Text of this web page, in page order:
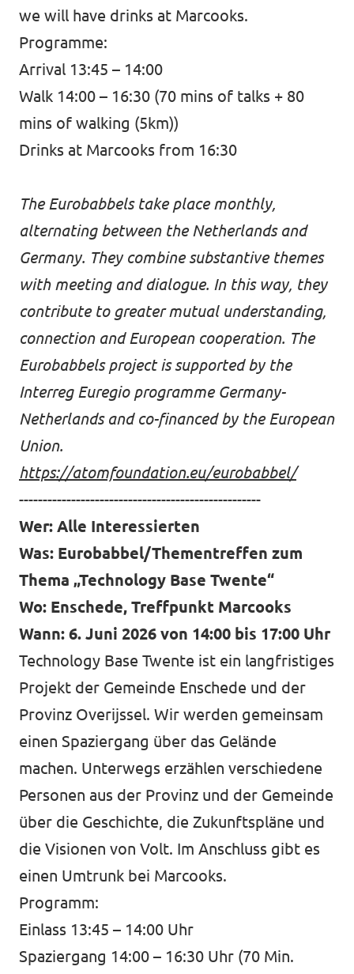
we will have drinks at Marcooks.
Programme:
Arrival 13:45 – 14:00
Walk 14:00 – 16:30 (70 mins of talks + 80
mins of walking (5km))
Drinks at Marcooks from 16:30
The Eurobabbels take place monthly,
alternating between the Netherlands and
Germany. They combine substantive themes
with meeting and dialogue. In this way, they
contribute to greater mutual understanding,
connection and European cooperation. The
Eurobabbels project is supported by the
Interreg Euregio programme Germany-
Netherlands and co-financed by the European
Union.
https://atomfoundation.eu/eurobabbel/
---------------------------------------------------
Wer: Alle Interessierten
Was: Eurobabbel/Thementreffen zum
Thema „Technology Base Twente“
Wo: Enschede, Treffpunkt Marcooks
Wann: 6. Juni 2026 von 14:00 bis 17:00 Uhr
Technology Base Twente ist ein langfristiges
Projekt der Gemeinde Enschede und der
Provinz Overijssel. Wir werden gemeinsam
einen Spaziergang über das Gelände
machen. Unterwegs erzählen verschiedene
Personen aus der Provinz und der Gemeinde
über die Geschichte, die Zukunftspläne und
die Visionen von Volt. Im Anschluss gibt es
einen Umtrunk bei Marcooks.
Programm:
Einlass 13:45 – 14:00 Uhr
Spaziergang 14:00 – 16:30 Uhr (70 Min.